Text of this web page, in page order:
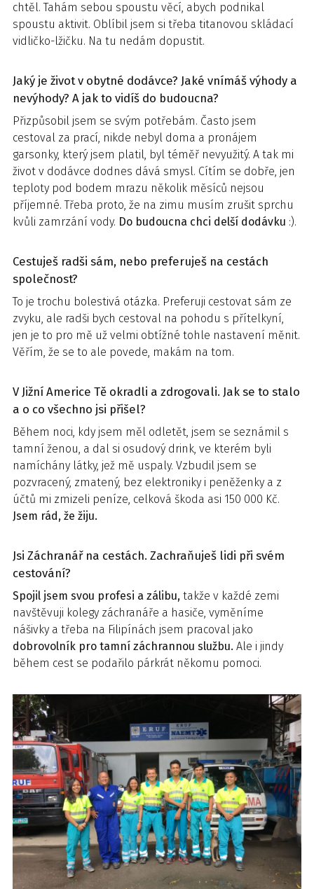
chtěl. Tahám sebou spoustu věcí, abych podnikal
spoustu aktivit. Oblíbil jsem si třeba titanovou skládací
vidličko-lžičku. Na tu nedám dopustit.
Jaký je život v obytné dodávce? Jaké vnímáš výhody a
nevýhody? A jak to vidíš do budoucna?
Přizpůsobil jsem se svým potřebám. Často jsem
cestoval za prací, nikde nebyl doma a pronájem
garsonky, který jsem platil, byl téměř nevyužitý. A tak mi
život v dodávce dodnes dává smysl. Cítím se dobře, jen
teploty pod bodem mrazu několik měsíců nejsou
příjemné. Třeba proto, že na zimu musím zrušit sprchu
kvůli zamrzání vody. Do budoucna chci delší dodávku :).
Cestuješ radši sám, nebo preferuješ na cestách
společnost?
To je trochu bolestivá otázka. Preferuji cestovat sám ze
zvyku, ale radši bych cestoval na pohodu s přítelkyní,
jen je to pro mě už velmi obtížné tohle nastavení měnit.
Věřím, že se to ale povede, makám na tom.
V Jižní Americe Tě okradli a zdrogovali. Jak se to stalo
a o co všechno jsi přišel?
Během noci, kdy jsem měl odletět, jsem se seznámil s
tamní ženou, a dal si osudový drink, ve kterém byli
namíchány látky, jež mě uspaly. Vzbudil jsem se
pozvracený, zmatený, bez elektroniky i peněženky a z
účtů mi zmizeli peníze, celková škoda asi 150 000 Kč.
Jsem rád, že žiju.
Jsi Záchranář na cestách. Zachraňuješ lidi při svém
cestování?
Spojil jsem svou profesi a zálibu, takže v každé zemi
navštěvuji kolegy záchranáře a hasiče, vyměníme
nášivky a třeba na Filipínách jsem pracoval jako
dobrovolník pro tamní záchrannou službu. Ale i jindy
během cest se podařilo párkrát někomu pomoci.